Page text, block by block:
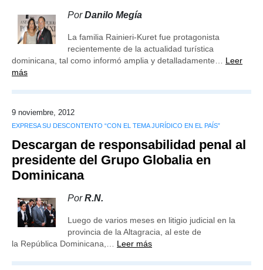
PorDanilo Megía
La familia Rainieri-Kuret fue protagonista
recientemente de la actualidad turística
dominicana, tal como informó amplia y detalladamente… Leer
más
9 noviembre, 2012
EXPRESA SU DESCONTENTO “CON EL TEMA JURÍDICO EN EL PAÍS”
Descargan de responsabilidad penal al
presidente del Grupo Globalia en
Dominicana
PorR.N.
Luego de varios meses en litigio judicial en la
provincia de la Altagracia, al este de
la República Dominicana,… Leer más